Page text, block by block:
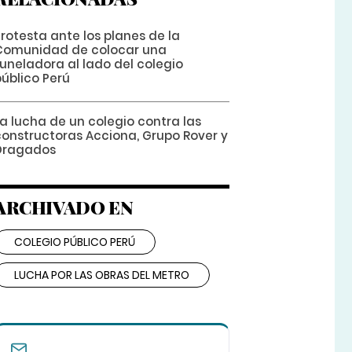
ante los planes de la
de colocar una
al lado del colegio
Perú
lucha de un colegio contra las
Acciona, Grupo Rover y
EN
COLEGIO PÚBLICO PERÚ
LUCHA POR LAS OBRAS DEL METRO